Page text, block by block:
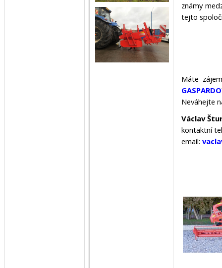
známy
tejto
Máte
GASPARDO
Neváhejte
Václav
kontaktní
email: